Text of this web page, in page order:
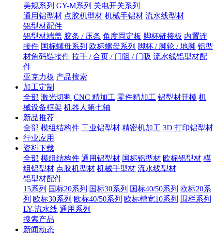
美规系列 GY-M系列 关电开关系列
通用铝型材 点胶机型材 机械手铝材 流水线型材
铝型材配件
铝型材端盖 胶条 / 压条 角度固定板 脚杯链接板 内置连
接件 国标螺母系列 欧标螺母系列 脚杯 / 脚轮 / 地脚 铝型
材角码链接件 拉手 / 合页 / 门阻 / 门吸 流水线铝型材配
件
亚克力板 产品搜索
加工定制
全部 激光切割 CNC 精加工 零件精加工 铝型材开模 机
械设备框架 机器人第七轴
新品推荐
全部 模组结构件 工业铝型材 精密机加工 3D 打印铝型材
行业应用
资料下载
全部 模组结构件 通用铝型材 国标铝型材 欧标铝型材 模
组铝型材 点胶机型材 机械手型材 流水线型材
铝型材配件
15系列 国标20系列 国标30系列 国标40/50系列 欧标20系
列 欧标30系列 欧标40/50系列 欧标槽宽10系列 围栏系列
LY-流水线 通用系列
搜索产品
新闻动态